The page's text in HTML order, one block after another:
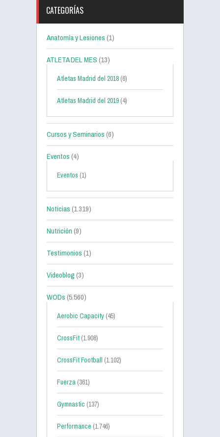
CATEGORÍAS
Anatomía y Lesiones(1)
ATLETA DEL MES(13)
Atletas Madrid del 2018 (6)
Atletas Madrid del 2019 (4)
Cursos y Seminarios(6)
Eventos(4)
Eventos (1)
Noticias(1.319)
Nutrición(9)
Testimonios(1)
Videoblog(3)
WODs(5.560)
Aerobic Capacity (45)
CrossFit (1.908)
CrossFit Football (1.102)
Fuerza (361)
Gymnastic (137)
Performance (1.746)